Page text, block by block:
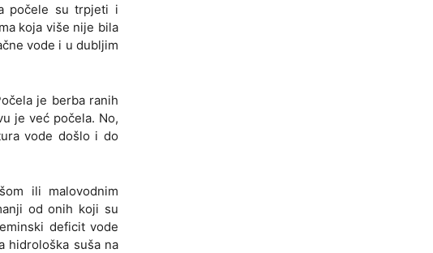
počele su trpjeti i
koja više nije bila
vode i u dubljim
je berba ranih
je već počela. No,
vode došlo i do
ili malovodnim
od onih koji su
deficit vode
hidrološka suša na